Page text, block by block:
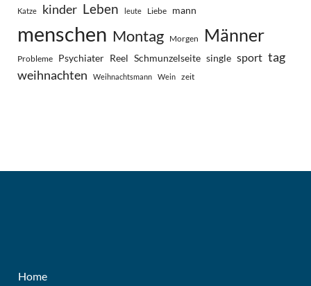
Katze kinder Leben leute Liebe mann
menschen Montag Morgen Männer
Probleme Psychiater Reel Schmunzelseite single sport tag
weihnachten
Weihnachtsmann Wein zeit
Home